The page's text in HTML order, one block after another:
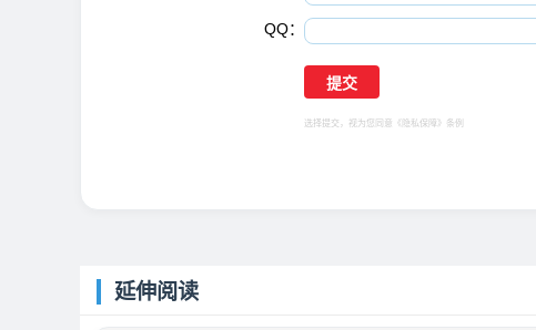
QQ：
选择提交，视为您同意 《隐私保障》 条例
延伸阅读